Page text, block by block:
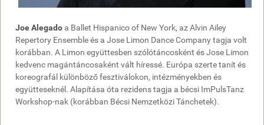
Joe Alegado a Ballet Hispanico of New York, az Alvin Ailey
Repertory Ensemble és a Jose Limon Dance Company tagja volt
korábban. A Limon együttesben szólótáncosként és Jose Limon
kedvenc magántáncosaként vált híressé. Európa szerte tanít és
koreografál különböző fesztiválokon, intézményekben és
együtteseknél. Alapítása óta rezidens tagja a bécsi ImPulsTanz
Workshop-nak (korábban Bécsi Nemzetközi Tánchetek).